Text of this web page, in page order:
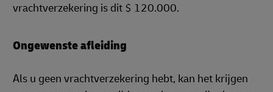
vrachtverzekering is dit $ 120.000.
Ongewenste afleiding
Als u geen vrachtverzekering hebt, kan het krijgen